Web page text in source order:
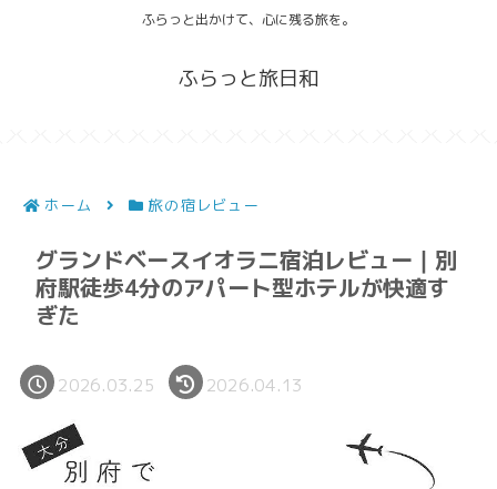
ふらっと出かけて、心に残る旅を。
ふらっと旅日和
ホーム 旅の宿レビュー
グランドベースイオラニ宿泊レビュー｜別
府駅徒歩4分のアパート型ホテルが快適す
ぎた
2026.03.25 2026.04.13